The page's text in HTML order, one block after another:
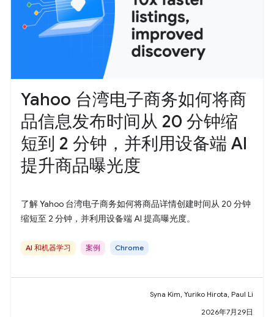
Yahoo 台湾电子商务如何将商
品信息发布时间从 20 分钟缩
短到 2 分钟，并利用设备端 AI
提升商品曝光度
了解 Yahoo 台湾电子商务如何将商品详情创建时间从 20 分钟
缩短至 2 分钟，并利用设备端 AI 提高曝光度。
AI 和机器学习 案例 Chrome
Syna Kim, Yuriko Hirota, Paul Li
2026年7月29日